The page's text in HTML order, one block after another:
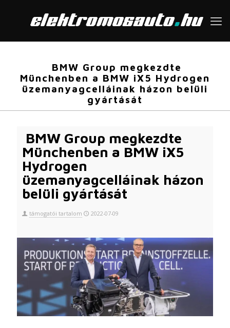
BMW Group megkezdte
Münchenben a BMW iX5 Hydrogen
üzemanyagcelláinak házon belüli
gyártását
BMW Group megkezdte
Münchenben a BMW iX5
Hydrogen
üzemanyagcelláinak házon
belüli gyártását
támogatói tartalom 2022-07-09